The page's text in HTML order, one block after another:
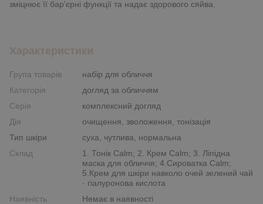
зміцнює її бар'єрні функції та надає здорового сяйва.
Характеристики
Група товарів
набір для обличчя
Категорія
догляд за обличчям
Серія
комплексний догляд
Дія
очищення, зволоження, тонізація
Тип шкіри
суха, чутлива, нормальна
Склад
1. Тонік Calm; 2. Крем Calm; 3. Ліпідна
маска для обличчя; 4.Сироватка Calm;
5.Крем для шкіри навколо очей зелений чай
· гіалуронова кислота
Наявність
Немає в наявності